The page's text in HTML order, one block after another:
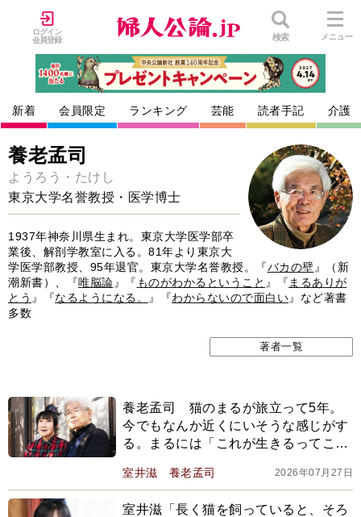
ログイン
会員登録
検索 メニュー
新着 会員限定 ランキング 芸能 読者手記 介護
養老孟司
ようろう・たけし
東京大学名誉教授・医学博士
1937年神奈川県生まれ。東京大学医学部卒
業後、解剖学教室に入る。81年より東京大
学医学部教授、95年退官。東京大学名誉教授。『バカの壁 』（新
潮新書）、『唯脳論 』『 ものがわかるということ 』『 まるありが
とう 』『なるようになる。 』『わからないので面白い』など著書
多数
著者一覧
養老孟司 猫のまるが旅立って5年。
今でもなんか近くにいそうな感じがす
る。まるには「これが生きるってこと
BEST】
室井滋 養老孟司 2026年07月27日
室井滋「長く猫を飼っていると、そろ